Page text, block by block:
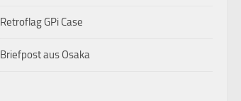
Retroflag GPi Case
Briefpost aus Osaka